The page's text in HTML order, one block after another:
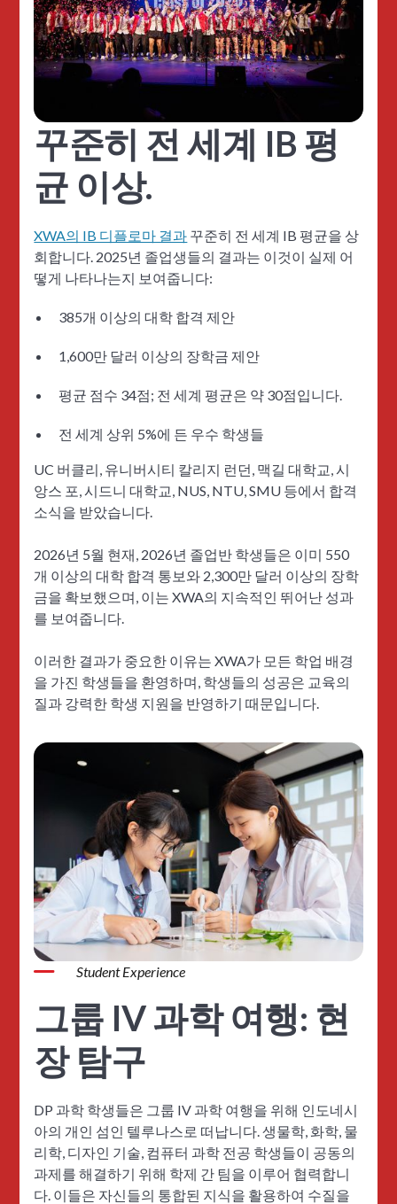
꾸준히 전 세계 IB 평
균 이상.
XWA의 IB 디플로마 결과 꾸준히 전 세계 IB 평균을 상
회합니다. 2025년 졸업생들의 결과는 이것이 실제 어
떻게 나타나는지 보여줍니다:
385개 이상의 대학 합격 제안
1,600만 달러 이상의 장학금 제안
평균 점수 34점; 전 세계 평균은 약 30점입니다.
전 세계 상위 5%에 든 우수 학생들
UC 버클리, 유니버시티 칼리지 런던, 맥길 대학교, 시
앙스 포, 시드니 대학교, NUS, NTU, SMU 등에서 합격
소식을 받았습니다.
2026년 5월 현재, 2026년 졸업반 학생들은 이미 550
개 이상의 대학 합격 통보와 2,300만 달러 이상의 장학
금을 확보했으며, 이는 XWA의 지속적인 뛰어난 성과
를 보여줍니다.
이러한 결과가 중요한 이유는 XWA가 모든 학업 배경
을 가진 학생들을 환영하며, 학생들의 성공은 교육의
질과 강력한 학생 지원을 반영하기 때문입니다.
Student Experience
그룹 IV 과학 여행: 현
장 탐구
DP 과학 학생들은 그룹 IV 과학 여행을 위해 인도네시
아의 개인 섬인 텔루나스로 떠납니다. 생물학, 화학, 물
리학, 디자인 기술, 컴퓨터 과학 전공 학생들이 공동의
과제를 해결하기 위해 학제 간 팀을 이루어 협력합니
다. 이들은 자신들의 통합된 지식을 활용하여 수질을